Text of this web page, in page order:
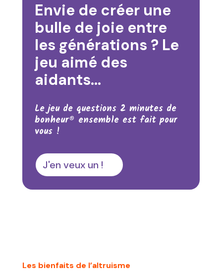
Envie de créer une
bulle de joie entre
les générations ? Le
jeu aimé des
aidants…
Le jeu de questions 2 minutes de
bonheur® ensemble est fait pour
vous !
J'en veux un !
Les bienfaits de l’altruisme